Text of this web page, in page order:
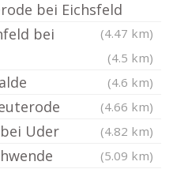
bei Eichsfeld
(4.47 km)
bei
(4.5 km)
(4.6 km)
(4.66 km)
Uder (4.82 km)
(5.09 km)